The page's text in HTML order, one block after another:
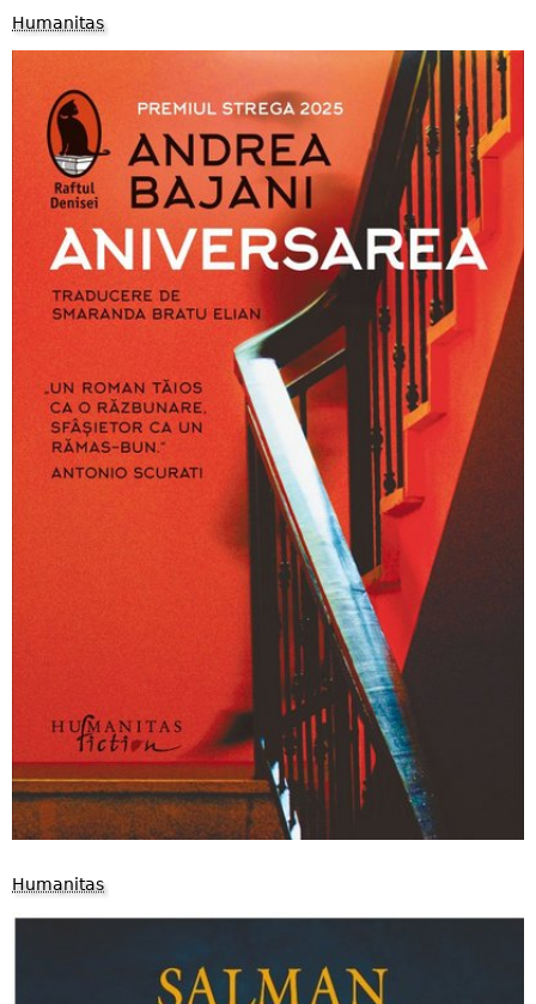
Humanitas
Humanitas